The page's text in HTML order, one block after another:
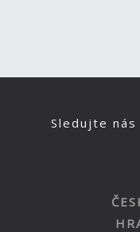
Sledujte nás